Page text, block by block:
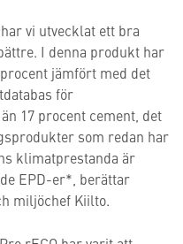
vi utvecklat ett bra
I denna produkt har
jämfört med det
för
17 procent cement, det
som redan har
klimatprestanda är
EPD-er*, berättar
miljöchef Kiilto.